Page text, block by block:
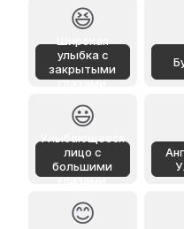
😆
улыбка с
закрытыми
глазами
😃
лицо с
большими
глазами
😊